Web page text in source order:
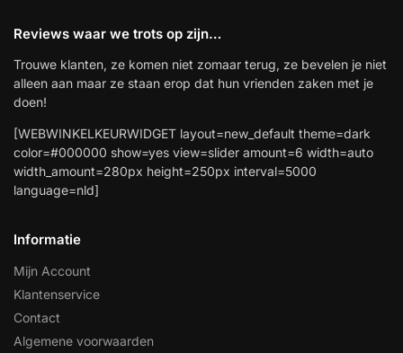
Reviews waar we trots op zijn…
Trouwe klanten, ze komen niet zomaar terug, ze bevelen je niet
alleen aan maar ze staan erop dat hun vrienden zaken met je
doen!
[WEBWINKELKEURWIDGET layout=new_default theme=dark
color=#000000 show=yes view=slider amount=6 width=auto
width_amount=280px height=250px interval=5000
language=nld]
Informatie
Mijn Account
Klantenservice
Contact
Algemene voorwaarden